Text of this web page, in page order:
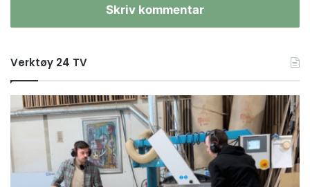
Skriv kommentar
Verktøy 24 TV